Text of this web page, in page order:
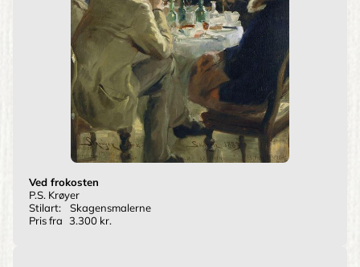
Ved frokosten
P.S. Krøyer
Stilart:
Skagensmalerne
Pris fra 3.300 kr.